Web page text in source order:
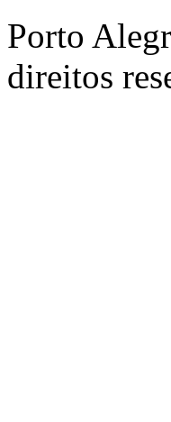
Porto
direitos